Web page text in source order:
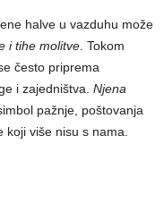
halve u vazduhu može
i tihe molitve . Tokom
često priprema
i zajedništva. Njena
pažnje, poštovanja
više nisu s nama.